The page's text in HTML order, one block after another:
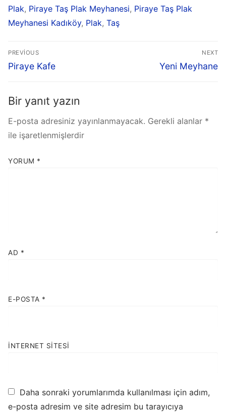
Plak, Piraye Taş Plak Meyhanesi, Piraye Taş Plak
Meyhanesi Kadıköy, Plak, Taş
PREVIOUS
Piraye Kafe
NEXT
Yeni Meyhane
Bir yanıt yazın
E-posta adresiniz yayınlanmayacak. Gerekli alanlar *
ile işaretlenmişlerdir
YORUM *
AD *
E-POSTA *
İNTERNET SITESI
Daha sonraki yorumlarımda kullanılması için adım,
e-posta adresim ve site adresim bu tarayıcıya